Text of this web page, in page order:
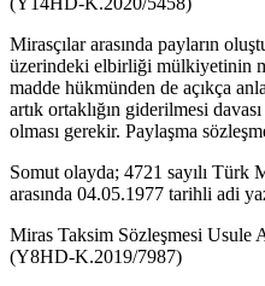
Mirasçılar arasında payların
üzerindeki elbirliği mülkiyetinin
madde hükmünden de açıkça
artık ortaklığın giderilmesi
olması gerekir. Paylaşma
Somut olayda; 4721 sayılı Türk
arasında 04.05.1977 tarihli adi
Miras Taksim Sözleşmesi Usule
(Y8HD-K.2019/7987)